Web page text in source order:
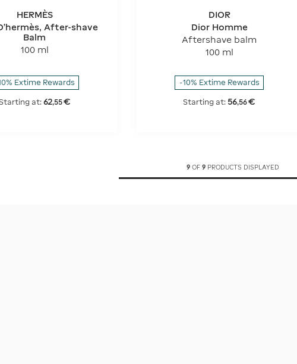
HERMÈS
After-shave
Balm
100 ml
Extime Rewards
at: 62,55€
DIOR
Dior Homme
Aftershave balm
100 ml
-10% Extime Rewards
Starting at: 56,56€
9 OF 9 PRODUCTS DISPLAYED